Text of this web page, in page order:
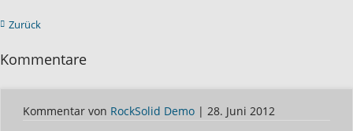
Zurück
Kommentare
Kommentar von RockSolid Demo | 28. Juni 2012